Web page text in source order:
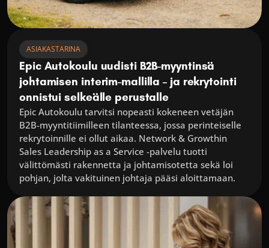
ASIAKASTARINA
Epic Autokoulu uudisti B2B-myyntinsä
johtamisen interim-mallilla – ja rekrytointi
onnistui selkeälle perustalle
Epic Autokoulu tarvitsi nopeasti kokeneen vetäjän
B2B-myyntitiimilleen tilanteessa, jossa perinteiselle
rekrytoinnille ei ollut aikaa. Network & Growthin
Sales Leadership as a Service -palvelu tuotti
välittömästi rakennetta ja johtamisotetta sekä loi
pohjan, jolta vakituinen johtaja pääsi aloittamaan.